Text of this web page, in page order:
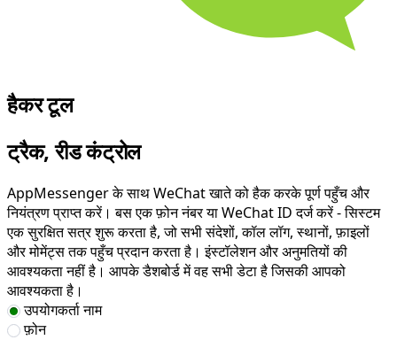
हैकर टूल
ट्रैक, रीड कंट्रोल
AppMessenger के साथ WeChat खाते को हैक करके पूर्ण पहुँच और
नियंत्रण प्राप्त करें। बस एक फ़ोन नंबर या WeChat ID दर्ज करें - सिस्टम
एक सुरक्षित सत्र शुरू करता है, जो सभी संदेशों, कॉल लॉग, स्थानों, फ़ाइलों
और मोमेंट्स तक पहुँच प्रदान करता है। इंस्टॉलेशन और अनुमतियों की
आवश्यकता नहीं है। आपके डैशबोर्ड में वह सभी डेटा है जिसकी आपको
आवश्यकता है।
उपयोगकर्ता नाम
फ़ोन